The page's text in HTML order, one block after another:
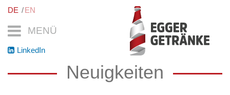
MENÜ
DE EN
LinkedIn
Neuigkeiten